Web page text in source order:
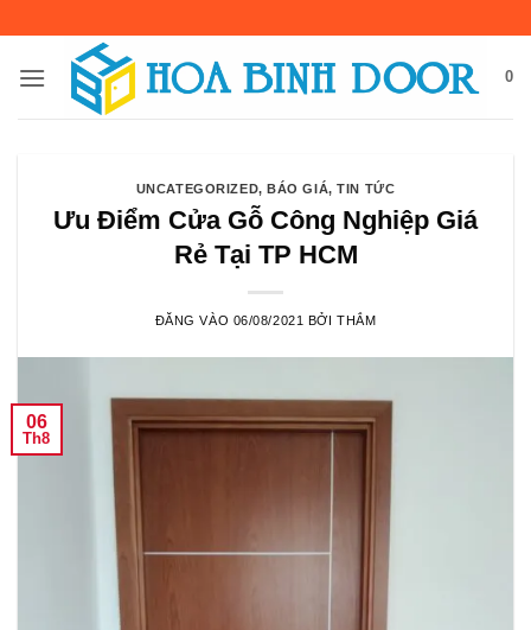
nội
0
UNCATEGORIZED,BÁO GIÁ,TIN TỨC
Ưu Điểm Cửa Gỗ Công Nghiệp Giá
Rẻ Tại TP HCM
ĐĂNG VÀO 06/08/2021 BỞITHẮM
06
Th8